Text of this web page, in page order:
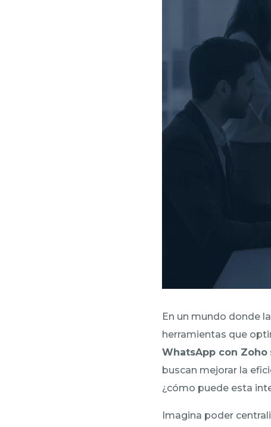
En un mundo donde la
herramientas que
WhatsApp con Zoho
buscan mejorar la
¿cómo puede esta
Imagina poder